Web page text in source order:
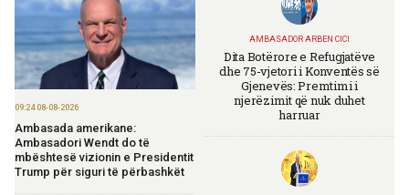
09:24 08-08-2026
Ambasada amerikane:
Ambasadori Wendt do të
mbështesë vizionin e Presidentit
Trump për siguri të përbashkët
AMBASADOR ARBEN CICI
Dita Botërore e Refugjatëve
dhe 75-vjetori i Konventës së
Gjenevës: Premtimi i
njerëzimit që nuk duhet
harruar